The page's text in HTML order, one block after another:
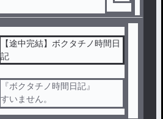
【途中完結】ボクタチノ時間日
記
『ボクタチノ時間日記』
すいません。
諸事情により連載を終了し、完